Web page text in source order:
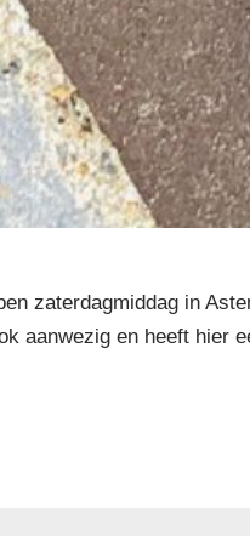
zaterdagmiddag in
aanwezig en heeft hier